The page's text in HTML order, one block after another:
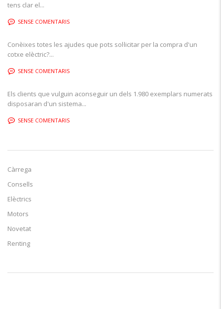
tens clar el...
SENSE COMENTARIS
Conèixes totes les ajudes que pots sol·licitar per la compra d'un
cotxe elèctric?...
SENSE COMENTARIS
Els clients que vulguin aconseguir un dels 1.980 exemplars numerats
disposaran d'un sistema...
SENSE COMENTARIS
Càrrega
Consells
Elèctrics
Motors
Novetat
Renting